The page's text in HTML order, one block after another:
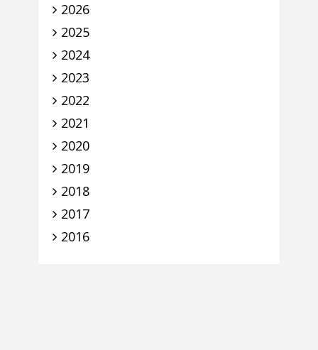
2026
2025
2024
2023
2022
2021
2020
2019
2018
2017
2016